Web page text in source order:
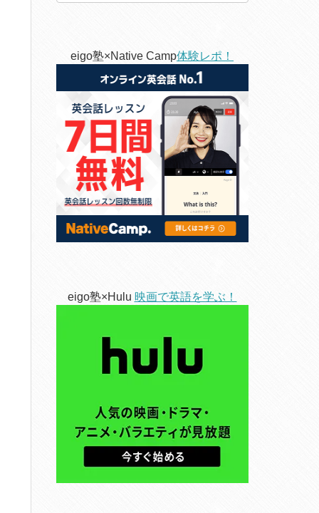
eigo塾×Native Camp体験レポ！
eigo塾×Hulu 映画で英語を学ぶ！